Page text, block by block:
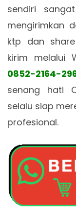
sendiri
mengirimkan
ktp dan
kirim melalui
0852-2164-
senang hati
selalu siap
profesional.